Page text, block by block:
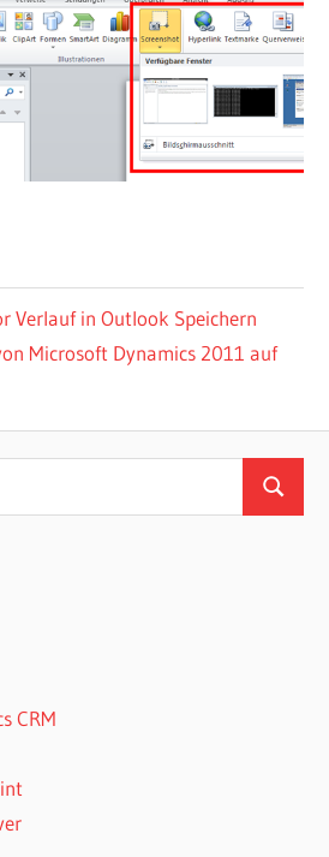
Verlauf in Outlook Speichern
Microsoft Dynamics 2011 auf
Suchen
CRM